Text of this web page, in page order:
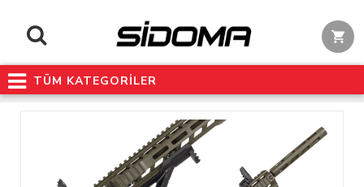
TÜM KATEGORİLER